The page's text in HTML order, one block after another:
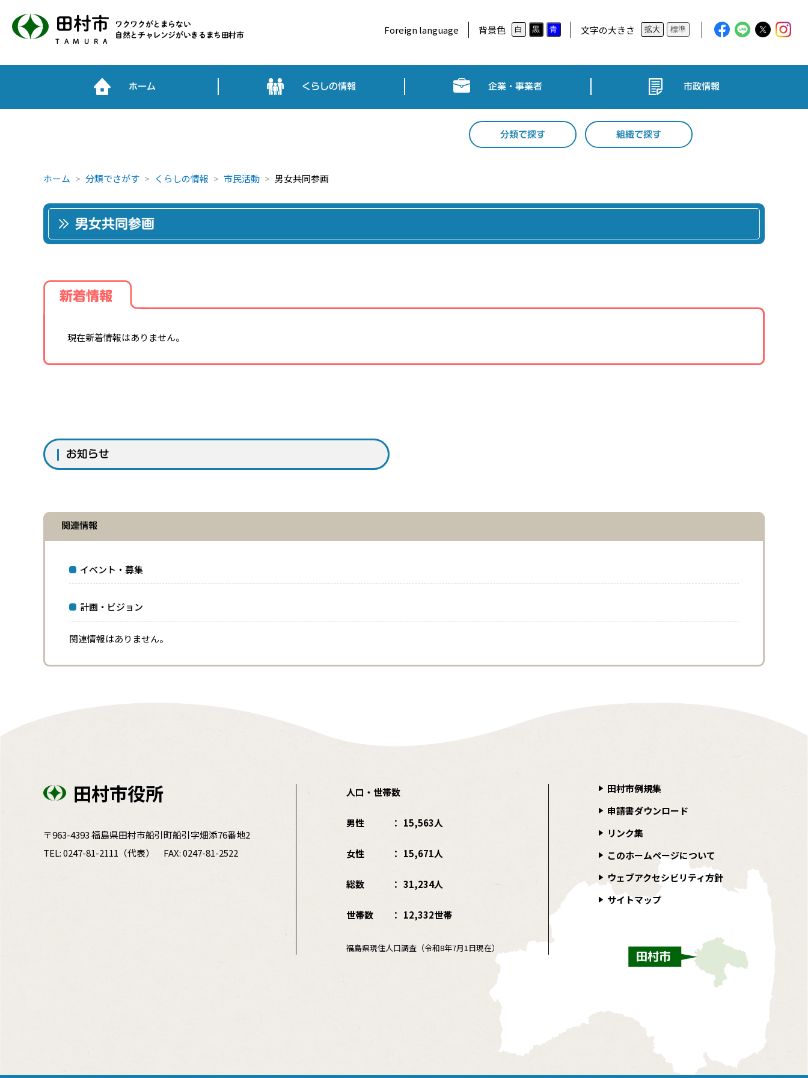
田村市
TAMURA
ワクワクがとまらない
自然とチャレンジがいきるまち田村市
Foreign language 背景色 白 黒 青 文字の大きさ 拡大 標準
ホーム くらしの情報 企業・事業者 市政情報
分類で探す 組織で探す
ホーム 分類でさがす くらしの情報 市民活動 男女共同参画
男女共同参画
新着情報
現在新着情報はありません。
お知らせ
関連情報
イベント・募集
計画・ビジョン
関連情報はありません。
田村市役所
〒963-4393 福島県田村市船引町船引字畑添76番地2
TEL:0247-81-2111 （代表） FAX: 0247-81-2522
人口・世帯数
男性 15,563人
女性 15,671人
総数 31,234人
世帯数 12,332世帯
福島県現住人口調査（令和8年7月1日現在）
田村市例規集
申請書ダウンロード
リンク集
このホームページについて
ウェブアクセシビリティ方針
サイトマップ